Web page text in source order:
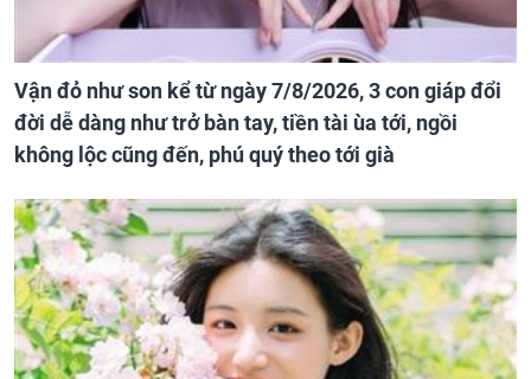
Vận đỏ như son kể từ ngày 7/8/2026, 3 con giáp đổi
đời dễ dàng như trở bàn tay, tiền tài ùa tới, ngồi
không lộc cũng đến, phú quý theo tới già